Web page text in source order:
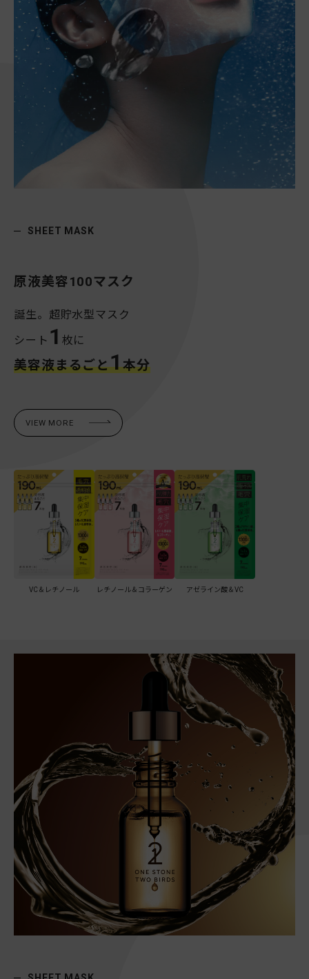
SHEET MASK
原液美容100マスク
誕生。超貯水型マスク
シート 1 枚に
美容液まるごと1本分
VIEW MORE
VC＆レチノール レチノール＆コラーゲン アゼライン酸＆VC